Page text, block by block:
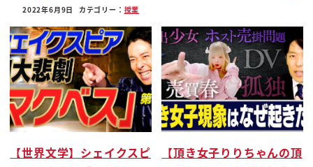
10年間が最も華々しく活躍した
時期にあたる
改修は号でなは嘉邦だった通称倫太郎である
国語文久2年改修を視察しようとして訪れたキュート
粗飯
坂本龍馬らに世界情勢を磨いて決意を返さず逆に熱
心な者からさんに育て
明治維新への流れに重要な転機を与えることになっ
2022年6月9日 カテゴリー： 授業
【世界文学】シェイクスピ
【頂き女子りりちゃんの頂